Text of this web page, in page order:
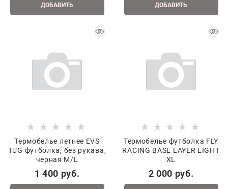
ДОБАВИТЬ ДОБАВИТЬ
Термобелье летнее EVS
TUG футболка, без рукава,
черная M/L
1 400 руб.
Термобелье футболка FLY
RACING BASE LAYER LIGHT
ХL
2 000 руб.